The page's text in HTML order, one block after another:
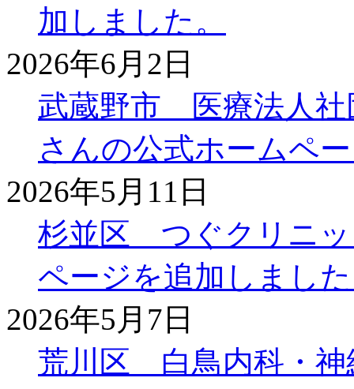
加しました。
2026年6月2日
武蔵野市 医療法人
さんの公式ホームペ
2026年5月11日
杉並区 つぐクリニッ
ページを追加しまし
2026年5月7日
荒川区 白鳥内科・神